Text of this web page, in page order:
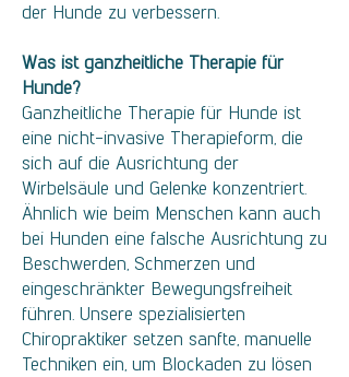
der Hunde zu verbessern.
Was ist ganzheitliche Therapie für
Hunde?
Ganzheitliche Therapie für Hunde ist
eine nicht-invasive Therapieform, die
sich auf die Ausrichtung der
Wirbelsäule und Gelenke konzentriert.
Ähnlich wie beim Menschen kann auch
bei Hunden eine falsche Ausrichtung zu
Beschwerden, Schmerzen und
eingeschränkter Bewegungsfreiheit
führen. Unsere spezialisierten
Chiropraktiker setzen sanfte, manuelle
Techniken ein, um Blockaden zu lösen